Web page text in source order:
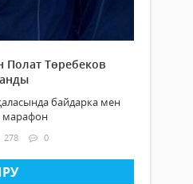
Полат Төребеков
байдарка мен
марафон
278 0